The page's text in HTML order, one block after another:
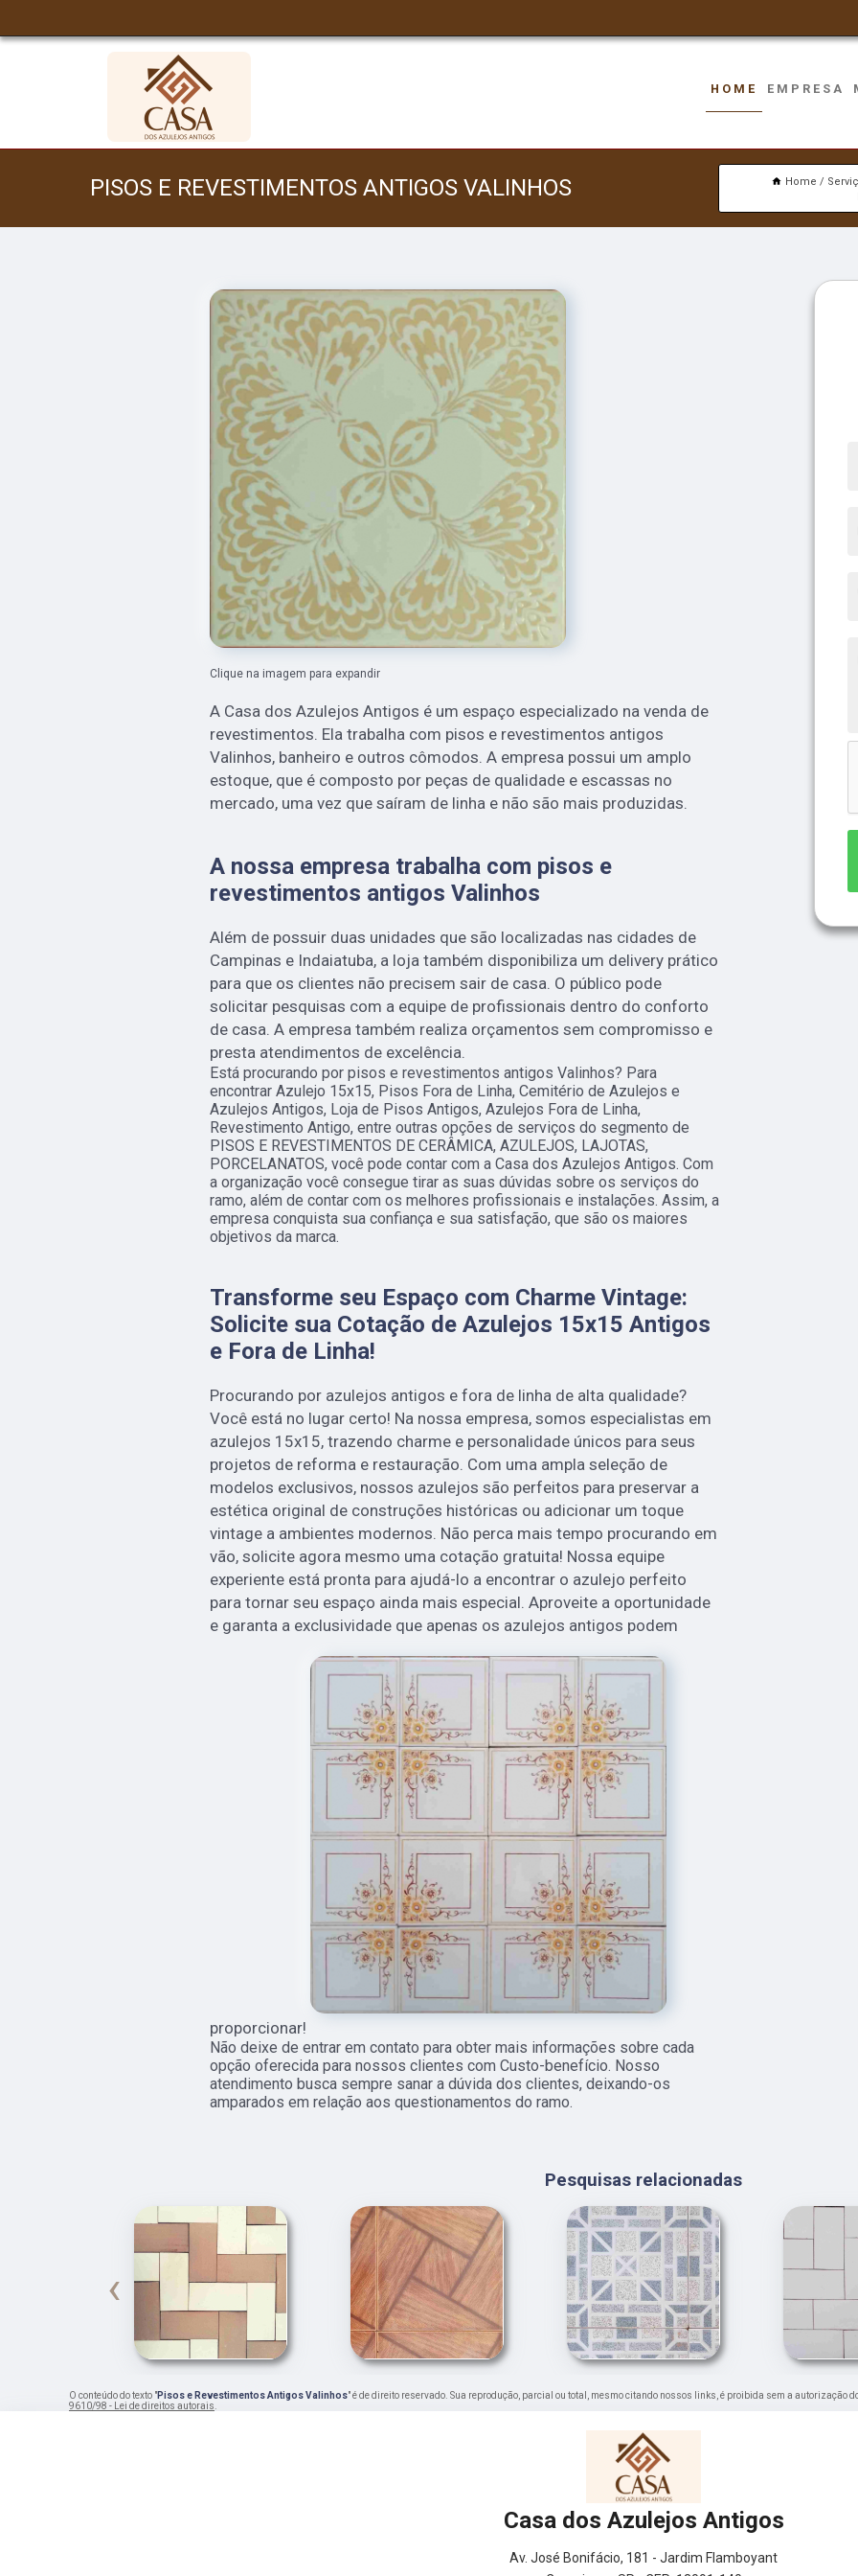
HOME EMPRESA
PISOS E REVESTIMENTOS ANTIGOS VALINHOS Home
Clique na imagem para expandir
A Casa dos Azulejos Antigos é um espaço especializado na venda de
revestimentos. Ela trabalha com pisos e revestimentos antigos
Valinhos, banheiro e outros cômodos. A empresa possui um amplo
estoque, que é composto por peças de qualidade e escassas no
mercado, uma vez que saíram de linha e não são mais produzidas.
A nossa empresa trabalha com pisos e
revestimentos antigos Valinhos
Além de possuir duas unidades que são localizadas nas cidades de
Campinas e Indaiatuba, a loja também disponibiliza um delivery prático
para que os clientes não precisem sair de casa. O público pode
solicitar pesquisas com a equipe de profissionais dentro do conforto
de casa. A empresa também realiza orçamentos sem compromisso e
presta atendimentos de excelência.
Está procurando por pisos e revestimentos antigos Valinhos? Para
encontrar Azulejo 15x15, Pisos Fora de Linha, Cemitério de Azulejos e
Azulejos Antigos, Loja de Pisos Antigos, Azulejos Fora de Linha,
Revestimento Antigo, entre outras opções de serviços do segmento de
PISOS E REVESTIMENTOS DE CERÂMICA, AZULEJOS, LAJOTAS,
PORCELANATOS, você pode contar com a Casa dos Azulejos Antigos. Com
a organização você consegue tirar as suas dúvidas sobre os serviços do
ramo, além de contar com os melhores profissionais e instalações. Assim, a
empresa conquista sua confiança e sua satisfação, que são os maiores
objetivos da marca.
Transforme seu Espaço com Charme Vintage:
Solicite sua Cotação de Azulejos 15x15 Antigos
e Fora de Linha!
Procurando por azulejos antigos e fora de linha de alta qualidade?
Você está no lugar certo! Na nossa empresa, somos especialistas em
azulejos 15x15, trazendo charme e personalidade únicos para seus
projetos de reforma e restauração. Com uma ampla seleção de
modelos exclusivos, nossos azulejos são perfeitos para preservar a
estética original de construções históricas ou adicionar um toque
vintage a ambientes modernos. Não perca mais tempo procurando em
vão, solicite agora mesmo uma cotação gratuita! Nossa equipe
experiente está pronta para ajudá-lo a encontrar o azulejo perfeito
para tornar seu espaço ainda mais especial. Aproveite a oportunidade
e garanta a exclusividade que apenas os azulejos antigos podem
proporcionar!
Não deixe de entrar em contato para obter mais informações sobre cada
opção oferecida para nossos clientes com Custo-benefício. Nosso
atendimento busca sempre sanar a dúvida dos clientes, deixando-os
amparados em relação aos questionamentos do ramo.
Pesquisas relacionadas
‹
O conteúdo do texto "Pisos e Revestimentos Antigos Valinhos" é de direito reservado. Sua reprodução, parcial ou total, mesmo citando nossos links, é proibida sem a autorização
9610/98 - Lei de direitos autorais.
Casa dos Azulejos Antigos
Av. José Bonifácio, 181 - Jardim Flamboyant